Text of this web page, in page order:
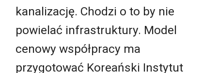
kanalizację. Chodzi o to by nie
powielać infrastruktury. Model
cenowy współpracy ma
przygotować Koreański Instytut